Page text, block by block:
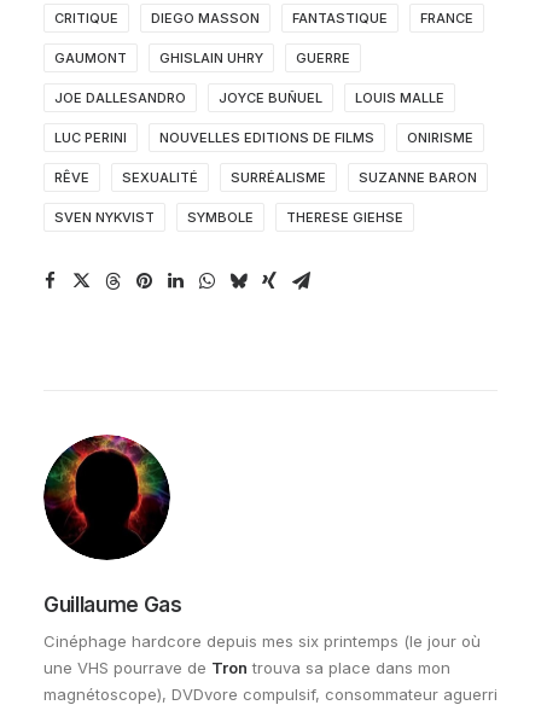
CRITIQUE DIEGO MASSON FANTASTIQUE FRANCE
GAUMONT GHISLAIN UHRY GUERRE
JOE DALLESANDRO JOYCE BUÑUEL LOUIS MALLE
LUC PERINI NOUVELLES EDITIONS DE FILMS ONIRISME
RÊVE SEXUALITÉ SURRÉALISME SUZANNE BARON
SVEN NYKVIST SYMBOLE THERESE GIEHSE
Guillaume Gas
Cinéphage hardcore depuis mes six printemps (le jour où
une VHS pourrave de Tron trouva sa place dans mon
magnétoscope), DVDvore compulsif, consommateur aguerri